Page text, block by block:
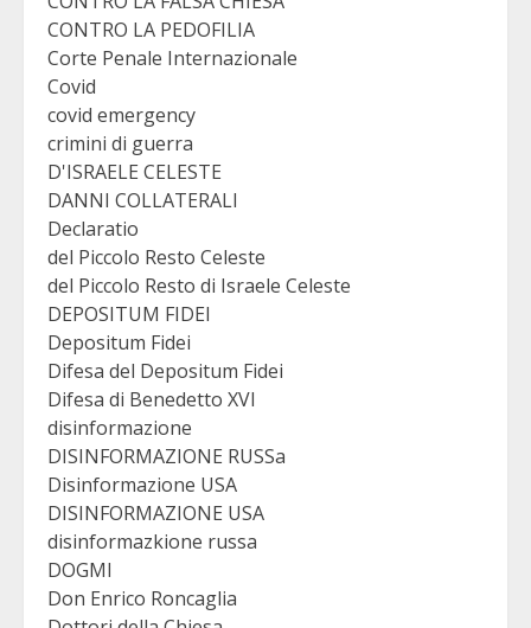
CONTRO LA PEDOFILIA
Corte Penale Internazionale
Covid
covid emergency
crimini di guerra
D'ISRAELE CELESTE
DANNI COLLATERALI
Declaratio
del Piccolo Resto Celeste
del Piccolo Resto di Israele Celeste
DEPOSITUM FIDEI
Depositum Fidei
Difesa del Depositum Fidei
Difesa di Benedetto XVI
disinformazione
DISINFORMAZIONE RUSSa
Disinformazione USA
DISINFORMAZIONE USA
disinformazkione russa
DOGMI
Don Enrico Roncaglia